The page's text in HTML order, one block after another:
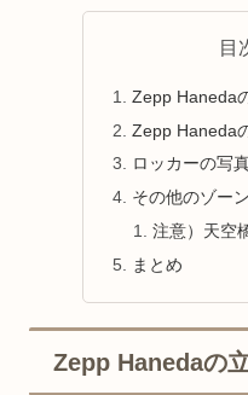
目
Zepp Haneda
Zepp Haneda
ロッカーの写
その他のゾー
注意）天空
まとめ
Zepp Hanedaの